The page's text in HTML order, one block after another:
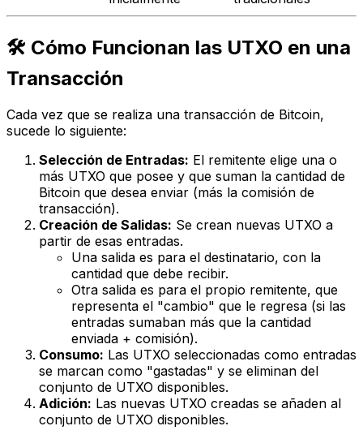
🛠️ Cómo Funcionan las UTXO en una
Transacción
Cada vez que se realiza una transacción de Bitcoin,
sucede lo siguiente:
Selección de Entradas: El remitente elige una o
más UTXO que posee y que suman la cantidad de
Bitcoin que desea enviar (más la comisión de
transacción).
Creación de Salidas: Se crean nuevas UTXO a
partir de esas entradas.
Una salida es para el destinatario, con la
cantidad que debe recibir.
Otra salida es para el propio remitente, que
representa el "cambio" que le regresa (si las
entradas sumaban más que la cantidad
enviada + comisión).
Consumo: Las UTXO seleccionadas como entradas
se marcan como "gastadas" y se eliminan del
conjunto de UTXO disponibles.
Adición: Las nuevas UTXO creadas se añaden al
conjunto de UTXO disponibles.